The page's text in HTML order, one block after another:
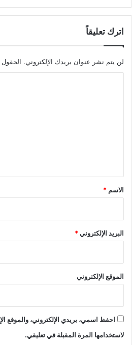
اترك تعليقاً
لن يتم نشر عنوان بريدك الإلكتروني. الحقول
*
الاسم *
البريد الإلكتروني*
الموقع الإلكتروني
احفظ اسمي، بريدي الإلكتروني، والموقع
لاستخدامها المرة المقبلة في تعليقي.